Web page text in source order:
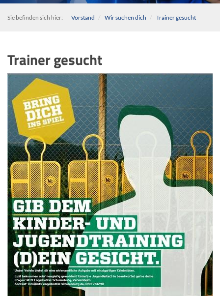
Sie befinden sich hier: Vorstand Wir suchen dich Trainer gesucht
Trainer gesucht